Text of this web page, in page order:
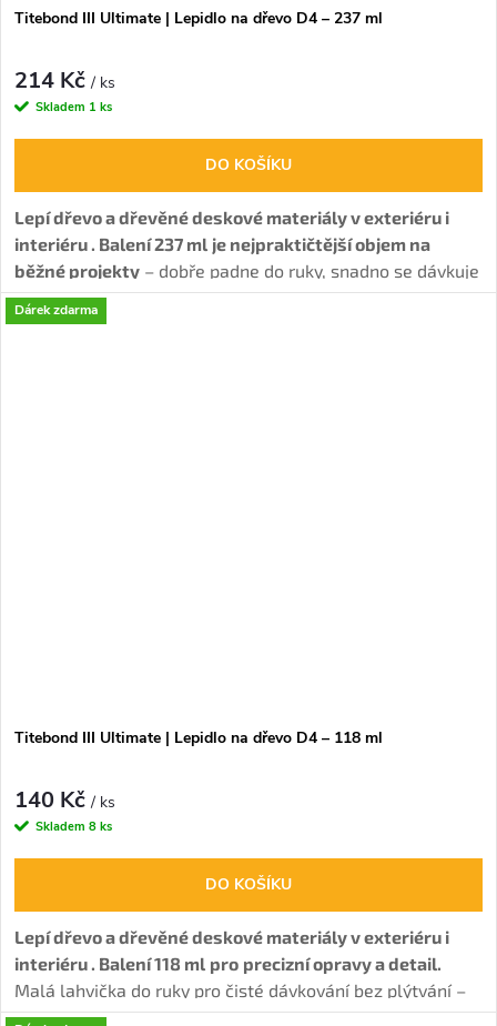
Titebond III Ultimate | Lepidlo na dřevo D4 – 237 ml
214 Kč/ ks
Skladem 1 ks
DO KOŠÍKU
Lepí dřevo a dřevěné deskové materiály v exteriéru i
interiéru . Balení 237 ml je nejpraktičtější objem na
běžné projekty – dobře padne do ruky, snadno se dávkuje
aplikační špičkou a vystačí na opakované lepení bez
zbytečného přelévání. Tvoří
Dárek zdarma
Titebond III Ultimate | Lepidlo na dřevo D4 – 118 ml
140 Kč/ ks
Skladem 8 ks
DO KOŠÍKU
Lepí dřevo a dřevěné deskové materiály v exteriéru i
interiéru . Balení 118 ml pro precizní opravy a detail.
Malá lahvička do ruky pro čisté dávkování bez plýtvání –
ideální na drobné spoje a „vyzkoušení“